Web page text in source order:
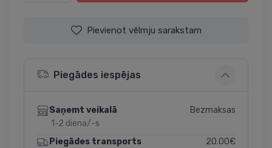
Pievienot vēlmju sarakstam
Piegādes iespējas
Saņemt veikalā
1-2 diena/-s
Bezmaksas
Piegādes transports
20.00€